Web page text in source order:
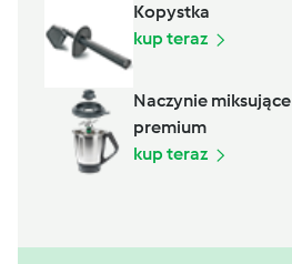
Kopystka
kup teraz
Naczynie
premium
kup teraz